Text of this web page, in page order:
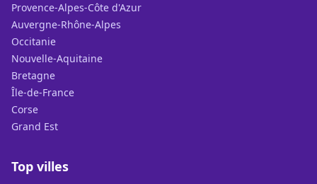
Provence-Alpes-Côte d'Azur
Auvergne-Rhône-Alpes
Occitanie
Nouvelle-Aquitaine
Bretagne
Île-de-France
Corse
Grand Est
Top villes